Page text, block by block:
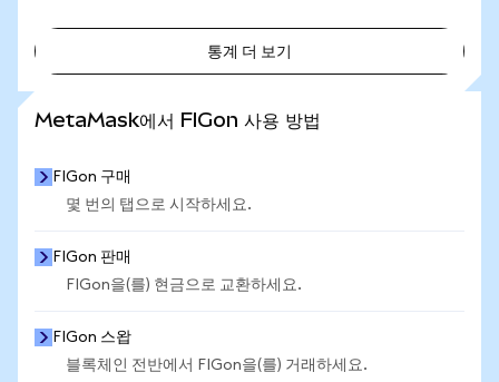
통계 더 보기
MetaMask에서 FIGon 사용 방법
FIGon 구매
몇 번의 탭으로 시작하세요.
FIGon 판매
FIGon을(를) 현금으로 교환하세요.
FIGon 스왑
블록체인 전반에서 FIGon을(를) 거래하세요.